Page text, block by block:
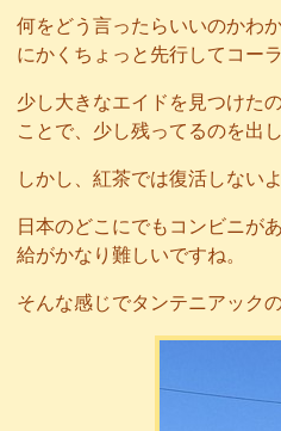
何をどう言ったらいいのかわ
にかくちょっと先行してコー
少し大きなエイドを見つけた
ことで、少し残ってるのを出
しかし、紅茶では復活しない
日本のどこにでもコンビニが
給がかなり難しいですね。
そんな感じでタンテニアック